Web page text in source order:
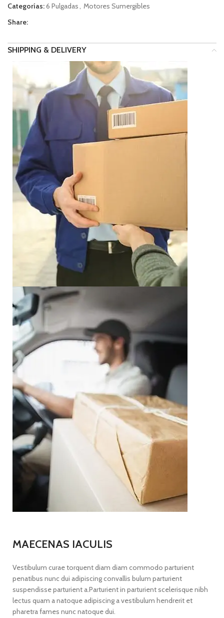
Categorías:6 Pulgadas, Motores Sumergibles
Share:
SHIPPING & DELIVERY
MAECENAS IACULIS
Vestibulum curae torquent diam diam commodo parturient
penatibus nunc dui adipiscing convallis bulum parturient
suspendisse parturient a.Parturient in parturient scelerisque nibh
lectus quam a natoque adipiscing a vestibulum hendrerit et
pharetra fames nunc natoque dui.